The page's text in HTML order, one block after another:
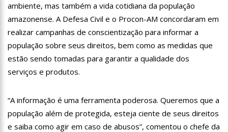
Câmara Federal
21:55 Hissa Abrahão fala em oportunidades para feirantes no
Eldorado
22:45 Hissa Abrahão tem candidatura deferida pela Justiça Eleitoral
20:33 Hissa Abrahão pede aos eleitores que compareçam às urnas
deste ano
10:32 Vacinação contra Covid-19 acontece em 12 postos neste
sábado em Manaus
ambiente, mas também a vida cotidiana da população
amazonense. A Defesa Civil e o Procon-AM concordaram em
realizar campanhas de conscientização para informar a
população sobre seus direitos, bem como as medidas que
estão sendo tomadas para garantir a qualidade dos
serviços e produtos.
“A informação é uma ferramenta poderosa. Queremos que a
população além de protegida, esteja ciente de seus direitos
e saiba como agir em caso de abusos”, comentou o chefe da